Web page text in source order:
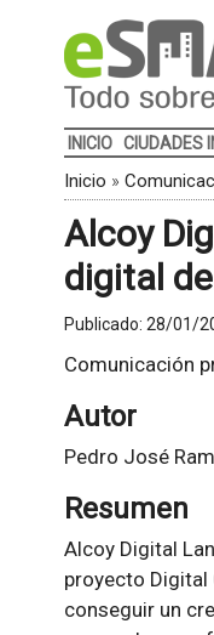
INICIO CIUDADES
Inicio »
Alcoy
digital
Publicado: 28/01/
Comunicación
Autor
Pedro José
Resumen
Alcoy Digital
proyecto Digital
conseguir un